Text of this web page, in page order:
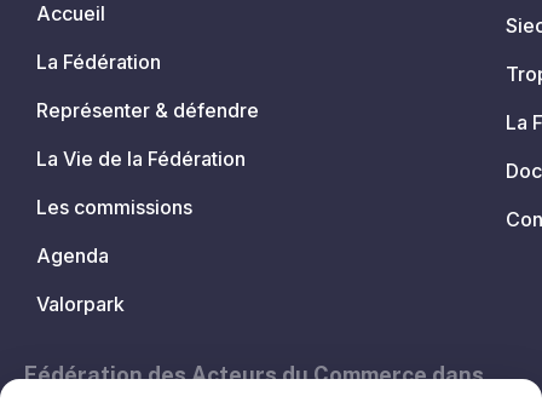
Accueil
La Fédération
Représenter & défendre
La Vie de la Fédération
Les commissions
Agenda
Valorpark
La
Fédération des Acteurs du Commerce dans